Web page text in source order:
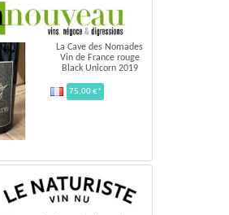
La Cave des Nomades
Vin de France rouge
Black Unicorn 2019
75,00 €*